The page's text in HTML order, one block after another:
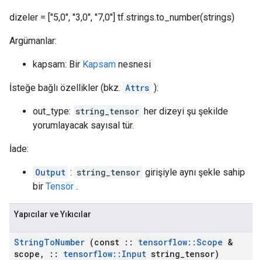
dizeler = ["5,0", "3,0", "7,0"] tf.strings.to_number(strings)
Argümanlar:
kapsam: Bir Kapsam nesnesi
İsteğe bağlı özellikler (bkz. Attrs ):
out_type: string_tensor her dizeyi şu şekilde
yorumlayacak sayısal tür.
İade:
Output : string_tensor girişiyle aynı şekle sahip
bir Tensör .
Yapıcılar ve Yıkıcılar
StringToNumber (const :: tensorflow::Scope &
scope , :: tensorflow:: Input string tensor)